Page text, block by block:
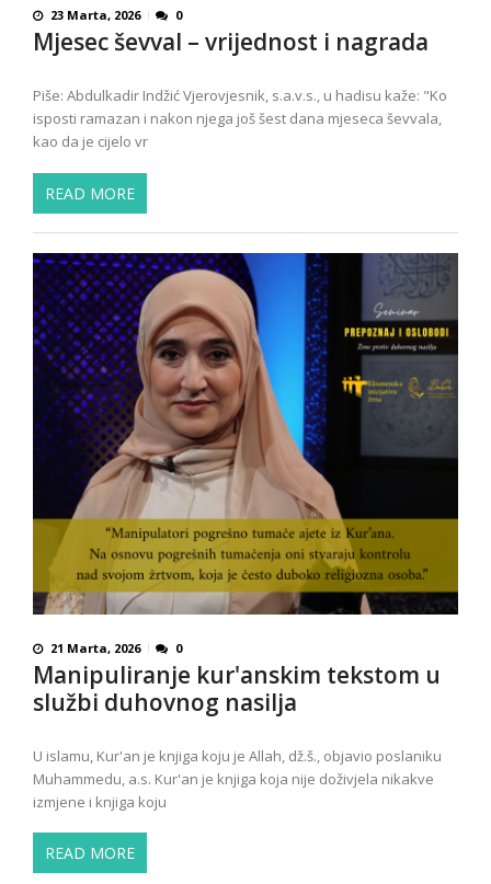
23 Marta, 2026 0
Mjesec ševval – vrijednost i nagrada
Piše: Abdulkadir Indžić Vjerovjesnik, s.a.v.s., u hadisu kaže: "Ko
isposti ramazan i nakon njega još šest dana mjeseca ševvala,
kao da je cijelo vr
READ MORE
21 Marta, 2026 0
Manipuliranje kur'anskim tekstom u
službi duhovnog nasilja
U islamu, Kur'an je knjiga koju je Allah, dž.š., objavio poslaniku
Muhammedu, a.s. Kur'an je knjiga koja nije doživjela nikakve
izmjene i knjiga koju
READ MORE